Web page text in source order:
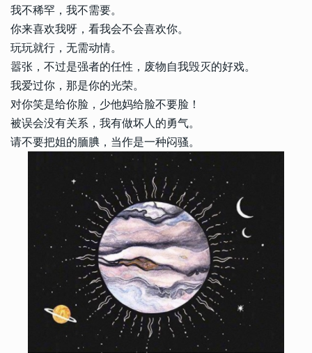
我不稀罕，我不需要。
你来喜欢我呀，看我会不会喜欢你。
玩玩就行，无需动情。
嚣张，不过是强者的任性，废物自我毁灭的好戏。
我爱过你，那是你的光荣。
对你笑是给你脸，少他妈给脸不要脸！
被误会没有关系，我有做坏人的勇气。
请不要把姐的腼腆，当作是一种闷骚。